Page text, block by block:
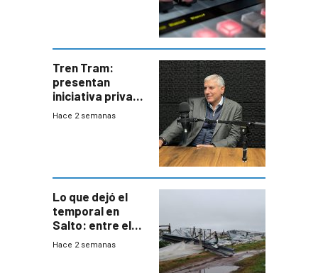
Tren Tram:
presentan
iniciativa privada
para una red de
Hace 2 semanas
Lo que dejó el
temporal en
Salto: entre el
impacto
Hace 2 semanas